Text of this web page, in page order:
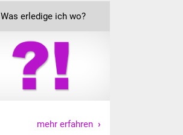
Pflegeheim
Familien
Familientreff
Schülerferienprogramm
Was erledige ich wo?
mehr erfahren